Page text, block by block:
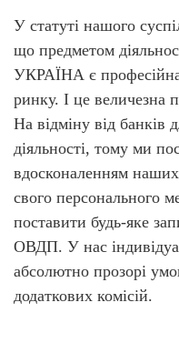
У статуті нашого
що предметом
УКРАЇНА є
ринку. І це величезна
На відміну від банків
діяльності, тому ми
вдосконаленням
свого персонального
поставити будь-яке
ОВДП. У нас
абсолютно прозорі
додаткових комісій.